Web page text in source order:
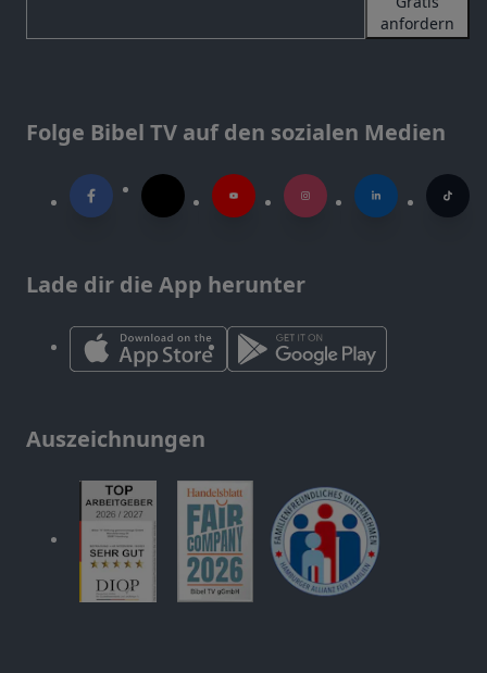
anfordern
Folge Bibel TV auf den sozialen Medien
Lade dir die App herunter
Auszeichnungen